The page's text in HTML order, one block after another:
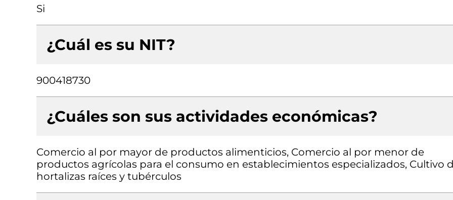
Si
¿Cuál es su NIT?
900418730
¿Cuáles son sus actividades económicas?
Comercio al por mayor de productos alimenticios, Comercio al por menor de
productos agrícolas para el consumo en establecimientos especializados, Cultivo
hortalizas raíces y tubérculos